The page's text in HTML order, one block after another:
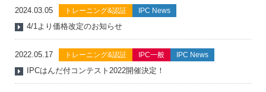
2024.03.05 トレーニング&認証 IPC News
4/1より価格改定のお知らせ
2022.05.17 トレーニング&認証 IPC一般 IPC News
IPCはんだ付コンテスト2022開催決定！